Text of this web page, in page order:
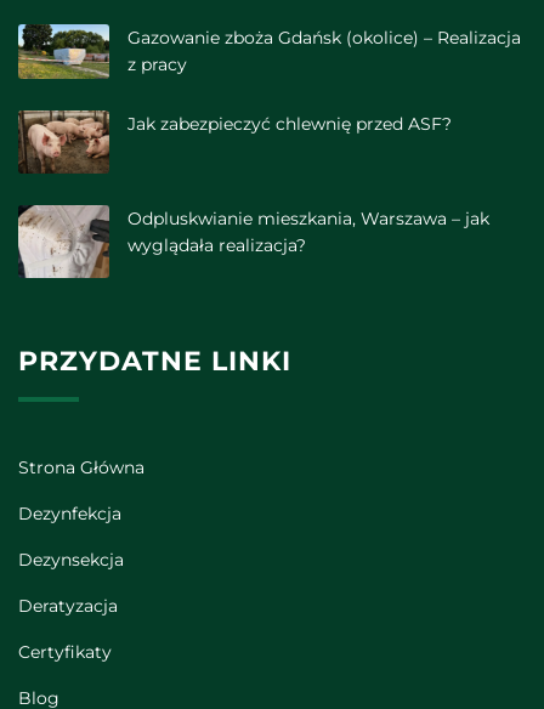
Gazowanie zboża Gdańsk (okolice) – Realizacja
z pracy
Jak zabezpieczyć chlewnię przed ASF?
Odpluskwianie mieszkania, Warszawa – jak
wyglądała realizacja?
PRZYDATNE LINKI
Strona Główna
Dezynfekcja
Dezynsekcja
Deratyzacja
Certyfikaty
Blog